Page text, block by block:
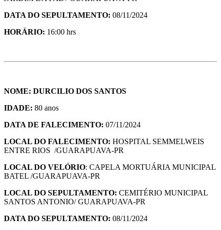
DATA DO SEPULTAMENTO: 08/11/2024
HORÁRIO: 16:00 hrs
NOME: DURCILIO DOS SANTOS
IDADE: 80 anos
DATA DE FALECIMENTO: 07/11/2024
LOCAL DO FALECIMENTO: HOSPITAL SEMMELWEIS
ENTRE RIOS /GUARAPUAVA-PR
LOCAL DO VELÓRIO: CAPELA MORTUÁRIA MUNICIPAL
BATEL /GUARAPUAVA-PR
LOCAL DO SEPULTAMENTO: CEMITÉRIO MUNICIPAL
SANTOS ANTONIO/ GUARAPUAVA-PR
DATA DO SEPULTAMENTO: 08/11/2024